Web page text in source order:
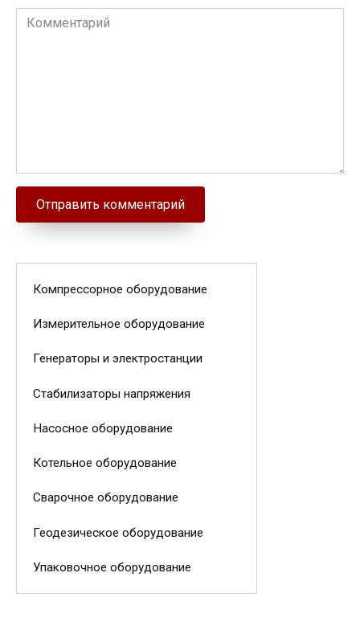
Комментарий
Компрессорное оборудование
Измерительное оборудование
Генераторы и электростанции
Стабилизаторы напряжения
Насосное оборудование
Котельное оборудование
Сварочное оборудование
Геодезическое оборудование
Упаковочное оборудование